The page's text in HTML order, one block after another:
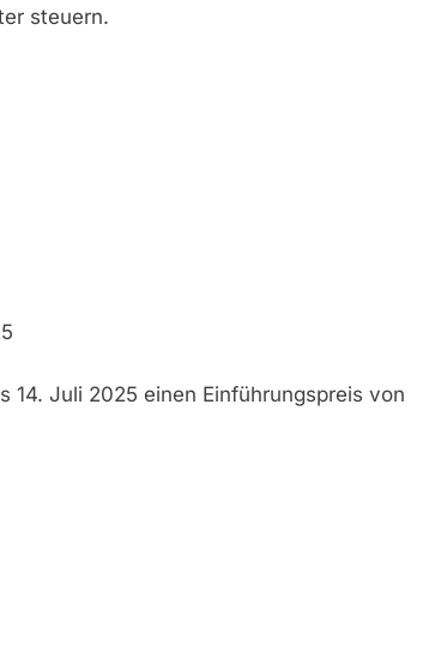
steuern.
14. Juli 2025 einen Einführungspreis von